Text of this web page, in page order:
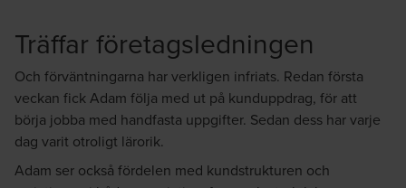
Träffar företagsledningen
Och förväntningarna har verkligen infriats. Redan första
veckan fick Adam följa med ut på kunduppdrag, för att
börja jobba med handfasta uppgifter. Sedan dess har varje
dag varit otroligt lärorik.
Adam ser också fördelen med kundstrukturen och